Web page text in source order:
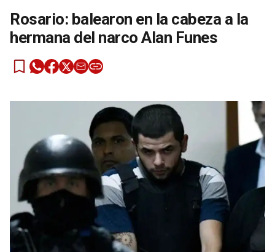
Rosario: balearon en la cabeza a la
hermana del narco Alan Funes